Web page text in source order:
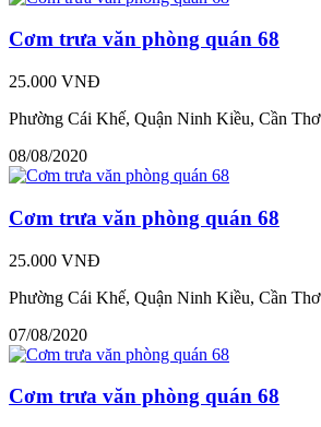
Cơm trưa văn phòng quán 68
25.000 VNĐ
Phường Cái Khế, Quận Ninh Kiều, Cần Thơ
08/08/2020
Cơm trưa văn phòng quán 68
25.000 VNĐ
Phường Cái Khế, Quận Ninh Kiều, Cần Thơ
07/08/2020
Cơm trưa văn phòng quán 68